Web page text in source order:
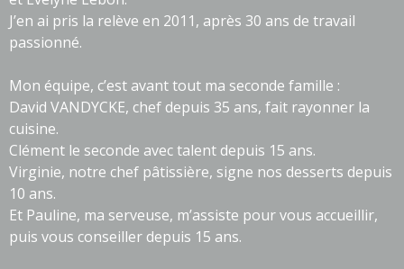
J’en ai pris la relève en 2011, après 30 ans de travail
passionné.
Mon équipe, c’est avant tout ma seconde famille :
David VANDYCKE, chef depuis 35 ans, fait rayonner la
cuisine.
Clément le seconde avec talent depuis 15 ans.
Virginie, notre chef pâtissière, signe nos desserts depuis
10 ans.
Et Pauline, ma serveuse, m’assiste pour vous accueillir,
puis vous conseiller depuis 15 ans.